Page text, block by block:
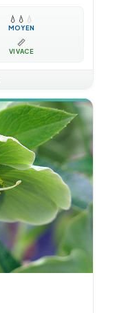
💧 💧 💧
MOYEN
📏
VIVACE